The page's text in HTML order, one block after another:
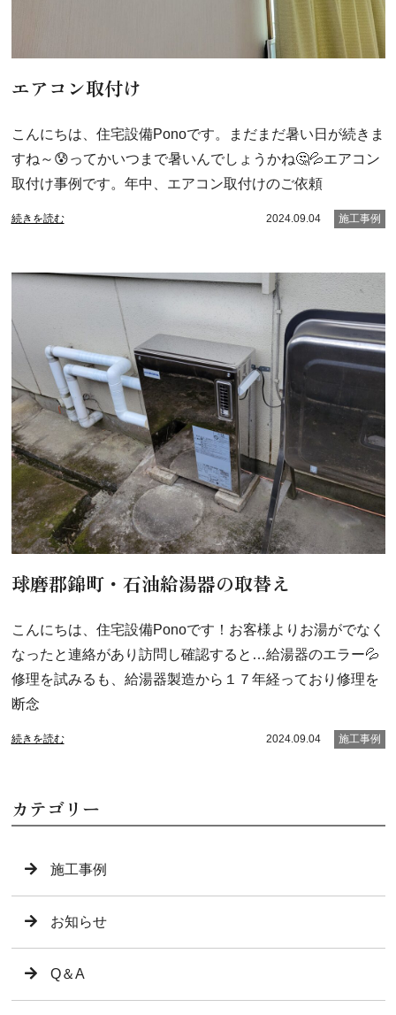
エアコン取付け
こんにちは、住宅設備Ponoです。まだまだ暑い日が続きま
すね～😰ってかいつまで暑いんでしょうかね🤔💦エアコン
取付け事例です。年中、エアコン取付けのご依頼
続きを読む 2024.09.04 施工事例
球磨郡錦町・石油給湯器の取替え
こんにちは、住宅設備Ponoです！お客様よりお湯がでなく
なったと連絡があり訪問し確認すると…給湯器のエラー💦
修理を試みるも、給湯器製造から１７年経っており修理を
断念
続きを読む 2024.09.04 施工事例
カテゴリー
施工事例
お知らせ
Q＆A